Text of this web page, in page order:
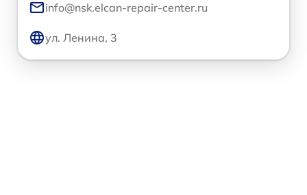
info@nsk.elcan-repair-center.ru
ул. Ленина, 3